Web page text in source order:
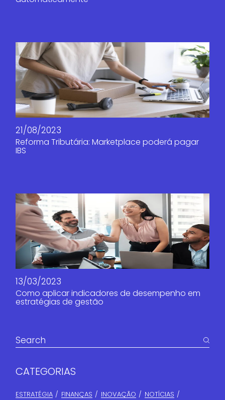
21/08/2023
Reforma Tributária: Marketplace poderá pagar
IBS
13/03/2023
Como aplicar indicadores de desempenho em
estratégias de gestão
CATEGORIAS
ESTRATÉGIA FINANÇAS​ INOVAÇÃO
NOTÍCIAS